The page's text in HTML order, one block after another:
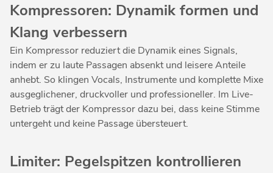
Kompressoren: Dynamik formen und
Klang verbessern
Ein Kompressor reduziert die Dynamik eines Signals,
indem er zu laute Passagen absenkt und leisere Anteile
anhebt. So klingen Vocals, Instrumente und komplette Mixe
ausgeglichener, druckvoller und professioneller. Im Live-
Betrieb trägt der Kompressor dazu bei, dass keine Stimme
untergeht und keine Passage übersteuert.
Limiter: Pegelspitzen kontrollieren